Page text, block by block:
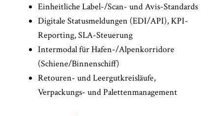
Einheitliche Label-/Scan- und Avis-Standards
Digitale Statusmeldungen (EDI/API), KPI-
Reporting, SLA-Steuerung
Intermodal für Hafen-/Alpenkorridore
(Schiene/Binnenschiff)
Retouren- und Leergutkreisläufe,
Verpackungs- und Palettenmanagement